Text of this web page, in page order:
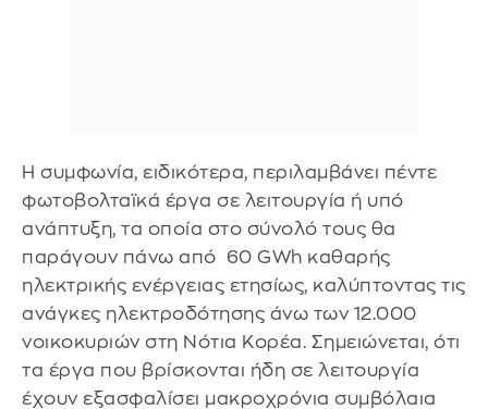
Η συμφωνία, ειδικότερα, περιλαμβάνει πέντε
φωτοβολταϊκά έργα σε λειτουργία ή υπό
ανάπτυξη, τα οποία στο σύνολό τους θα
παράγουν πάνω από 60 GWh καθαρής
ηλεκτρικής ενέργειας ετησίως, καλύπτοντας τις
ανάγκες ηλεκτροδότησης άνω των 12.000
νοικοκυριών στη Νότια Κορέα. Σημειώνεται, ότι
τα έργα που βρίσκονται ήδη σε λειτουργία
έχουν εξασφαλίσει μακροχρόνια συμβόλαια